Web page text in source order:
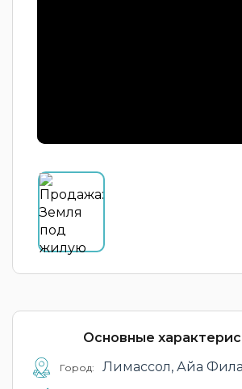
Основные
Город: Лимассол, Айа Фила